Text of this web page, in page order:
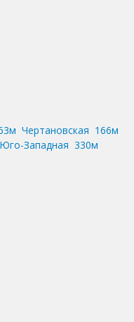
Чертановская 166м
Юго-Западная 330м